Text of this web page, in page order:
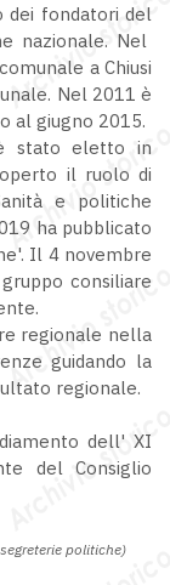
dei fondatori del
nazionale. Nel
a Chiusi
Nel 2011 è
al giugno 2015.
stato eletto in
il ruolo di
e politiche
ha pubblicato
Il 4 novembre
consiliare
regionale nella
guidando la
regionale.
dell' XI
del Consiglio
politiche)